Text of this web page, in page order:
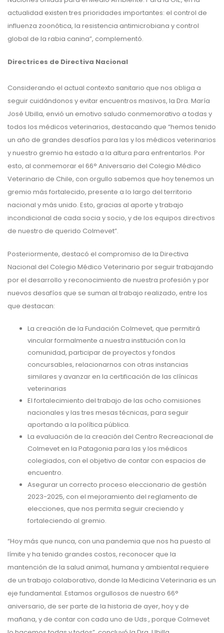
actualidad existen tres prioridades importantes: el control de
influenza zoonótica, la resistencia antimicrobiana y control
global de la rabia canina”, complementó.
Directrices de Directiva Nacional
Considerando el actual contexto sanitario que nos obliga a
seguir cuidándonos y evitar encuentros masivos, la Dra. María
José Ubilla, envió un emotivo saludo conmemorativo a todas y
todos los médicos veterinarios, destacando que “hemos tenido
un año de grandes desafíos para las y los médicos veterinarios
y nuestro gremio ha estado a la altura para enfrentarlos. Por
esto, al conmemorar el 66° Aniversario del Colegio Médico
Veterinario de Chile, con orgullo sabemos que hoy tenemos un
gremio más fortalecido, presente a lo largo del territorio
nacional y más unido. Esto, gracias al aporte y trabajo
incondicional de cada socia y socio, y de los equipos directivos
de nuestro de querido Colmevet”.
Posteriormente, destacó el compromiso de la Directiva
Nacional del Colegio Médico Veterinario por seguir trabajando
por el desarrollo y reconocimiento de nuestra profesión y por
nuevos desafíos que se suman al trabajo realizado, entre los
que destacan:
La creación de la Fundación Colmevet, que permitirá
vincular formalmente a nuestra institución con la
comunidad, participar de proyectos y fondos
concursables, relacionarnos con otras instancias
similares y avanzar en la certificación de las clínicas
veterinarias
El fortalecimiento del trabajo de las ocho comisiones
nacionales y las tres mesas técnicas, para seguir
aportando a la política pública.
La evaluación de la creación del Centro Recreacional de
Colmevet en la Patagonia para las y los médicos
colegiados, con el objetivo de contar con espacios de
encuentro.
Asegurar un correcto proceso eleccionario de gestión
2023-2025, con el mejoramiento del reglamento de
elecciones, que nos permita seguir creciendo y
fortaleciendo al gremio.
“Hoy más que nunca, con una pandemia que nos ha puesto al
límite y ha tenido grandes costos, reconocer que la
mantención de la salud animal, humana y ambiental requiere
de un trabajo colaborativo, donde la Medicina Veterinaria es un
eje fundamental. Estamos orgullosos de nuestro 66°
aniversario, de ser parte de la historia de ayer, hoy y de
mañana, y de contar con cada uno de Uds., porque Colmevet